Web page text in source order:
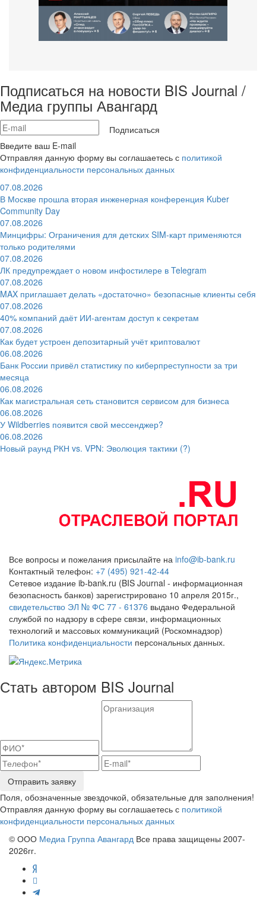
Подписаться на новости BIS Journal /
Медиа группы Авангард
Подписаться
Введите ваш E-mail
Отправляя данную форму вы соглашаетесь с политикой
конфиденциальности персональных данных
07.08.2026
В Москве прошла вторая инженерная конференция Kuber
Community Day
07.08.2026
Минцифры: Ограничения для детских SIM-карт применяются
только родителями
07.08.2026
ЛК предупреждает о новом инфостилере в Telegram
07.08.2026
MAX приглашает делать «достаточно» безопасные клиенты себя
07.08.2026
40% компаний даёт ИИ‑агентам доступ к секретам
07.08.2026
Как будет устроен депозитарный учёт криптовалют
06.08.2026
Банк России привёл статистику по киберпреступности за три
месяца
06.08.2026
Как магистральная сеть становится сервисом для бизнеса
06.08.2026
У Wildberries появится свой мессенджер?
06.08.2026
Новый раунд РКН vs. VPN: Эволюция тактики (?)
Все вопросы и пожелания присылайте на info@ib-bank.ru
Контактный телефон: +7 (495) 921-42-44
Сетевое издание ib-bank.ru (BIS Journal - информационная
безопасность банков) зарегистрировано 10 апреля 2015г.,
свидетельство ЭЛ № ФС 77 - 61376 выдано Федеральной
службой по надзору в сфере связи, информационных
технологий и массовых коммуникаций (Роскомнадзор)
Политика конфиденциальности персональных данных.
Стать автором BIS Journal
Отправить заявку
Поля, обозначенные звездочкой, обязательные для заполнения!
Отправляя данную форму вы соглашаетесь с политикой
конфиденциальности персональных данных
© ООО Медиа Группа Авангард Все права защищены 2007-
2026гг.